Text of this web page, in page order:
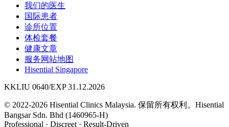
我们的医生
国际患者
诊所位置
体检套餐
健康文章
服务网站地图
Hisential Singapore
KKLIU 0640/EXP 31.12.2026
© 2022-2026 Hisential Clinics Malaysia. 保留所有权利。 Hisential
Bangsar Sdn. Bhd (1460965-H)
Professional · Discreet · Result-Driven